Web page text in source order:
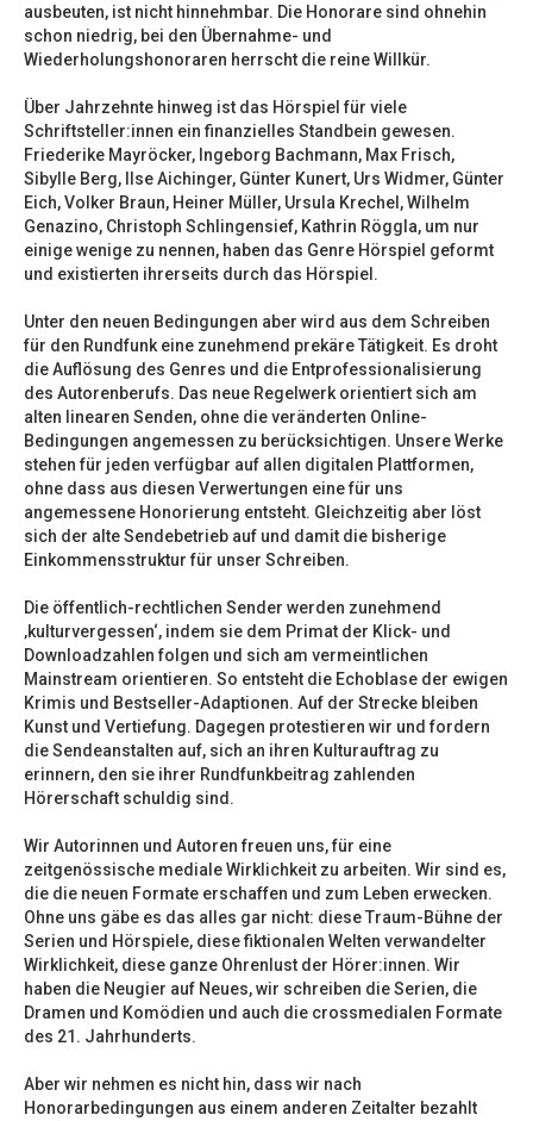
ausbeuten, ist nicht hinnehmbar. Die Honorare sind ohnehin
schon niedrig, bei den Übernahme- und
Wiederholungshonoraren herrscht die reine Willkür.
Über Jahrzehnte hinweg ist das Hörspiel für viele
Schriftsteller:innen ein finanzielles Standbein gewesen.
Friederike Mayröcker, Ingeborg Bachmann, Max Frisch,
Sibylle Berg, Ilse Aichinger, Günter Kunert, Urs Widmer, Günter
Eich, Volker Braun, Heiner Müller, Ursula Krechel, Wilhelm
Genazino, Christoph Schlingensief, Kathrin Röggla, um nur
einige wenige zu nennen, haben das Genre Hörspiel geformt
und existierten ihrerseits durch das Hörspiel.
Unter den neuen Bedingungen aber wird aus dem Schreiben
für den Rundfunk eine zunehmend prekäre Tätigkeit. Es droht
die Auflösung des Genres und die Entprofessionalisierung
des Autorenberufs. Das neue Regelwerk orientiert sich am
alten linearen Senden, ohne die veränderten Online-
Bedingungen angemessen zu berücksichtigen. Unsere Werke
stehen für jeden verfügbar auf allen digitalen Plattformen,
ohne dass aus diesen Verwertungen eine für uns
angemessene Honorierung entsteht. Gleichzeitig aber löst
sich der alte Sendebetrieb auf und damit die bisherige
Einkommensstruktur für unser Schreiben.
Die öffentlich-rechtlichen Sender werden zunehmend
‚kulturvergessen‘, indem sie dem Primat der Klick- und
Downloadzahlen folgen und sich am vermeintlichen
Mainstream orientieren. So entsteht die Echoblase der ewigen
Krimis und Bestseller-Adaptionen. Auf der Strecke bleiben
Kunst und Vertiefung. Dagegen protestieren wir und fordern
die Sendeanstalten auf, sich an ihren Kulturauftrag zu
erinnern, den sie ihrer Rundfunkbeitrag zahlenden
Hörerschaft schuldig sind.
Wir Autorinnen und Autoren freuen uns, für eine
zeitgenössische mediale Wirklichkeit zu arbeiten. Wir sind es,
die die neuen Formate erschaffen und zum Leben erwecken.
Ohne uns gäbe es das alles gar nicht: diese Traum-Bühne der
Serien und Hörspiele, diese fiktionalen Welten verwandelter
Wirklichkeit, diese ganze Ohrenlust der Hörer:innen. Wir
haben die Neugier auf Neues, wir schreiben die Serien, die
Dramen und Komödien und auch die crossmedialen Formate
des 21. Jahrhunderts.
Aber wir nehmen es nicht hin, dass wir nach
Honorarbedingungen aus einem anderen Zeitalter bezahlt